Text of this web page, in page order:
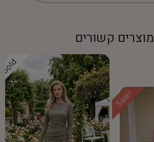
מוצרים קשורים
Sale!
Sold